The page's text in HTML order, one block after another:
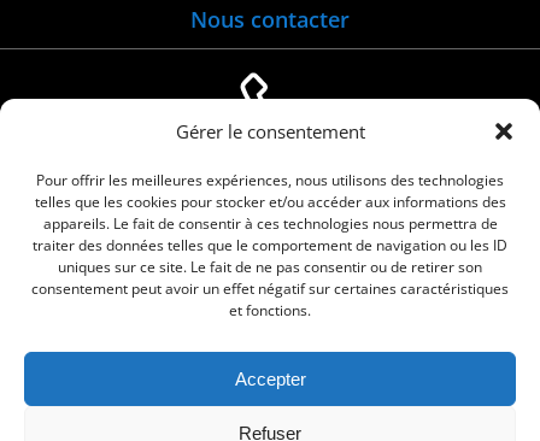
Gérer le consentement
Pour offrir les meilleures expériences, nous utilisons des technologies
telles que les cookies pour stocker et/ou accéder aux informations des
appareils. Le fait de consentir à ces technologies nous permettra de
traiter des données telles que le comportement de navigation ou les ID
uniques sur ce site. Le fait de ne pas consentir ou de retirer son
consentement peut avoir un effet négatif sur certaines caractéristiques
et fonctions.
Accepter
Refuser
Nous contacter
04 66 88 01 05
© 2026 Commune de Le Cailar. Service proposé